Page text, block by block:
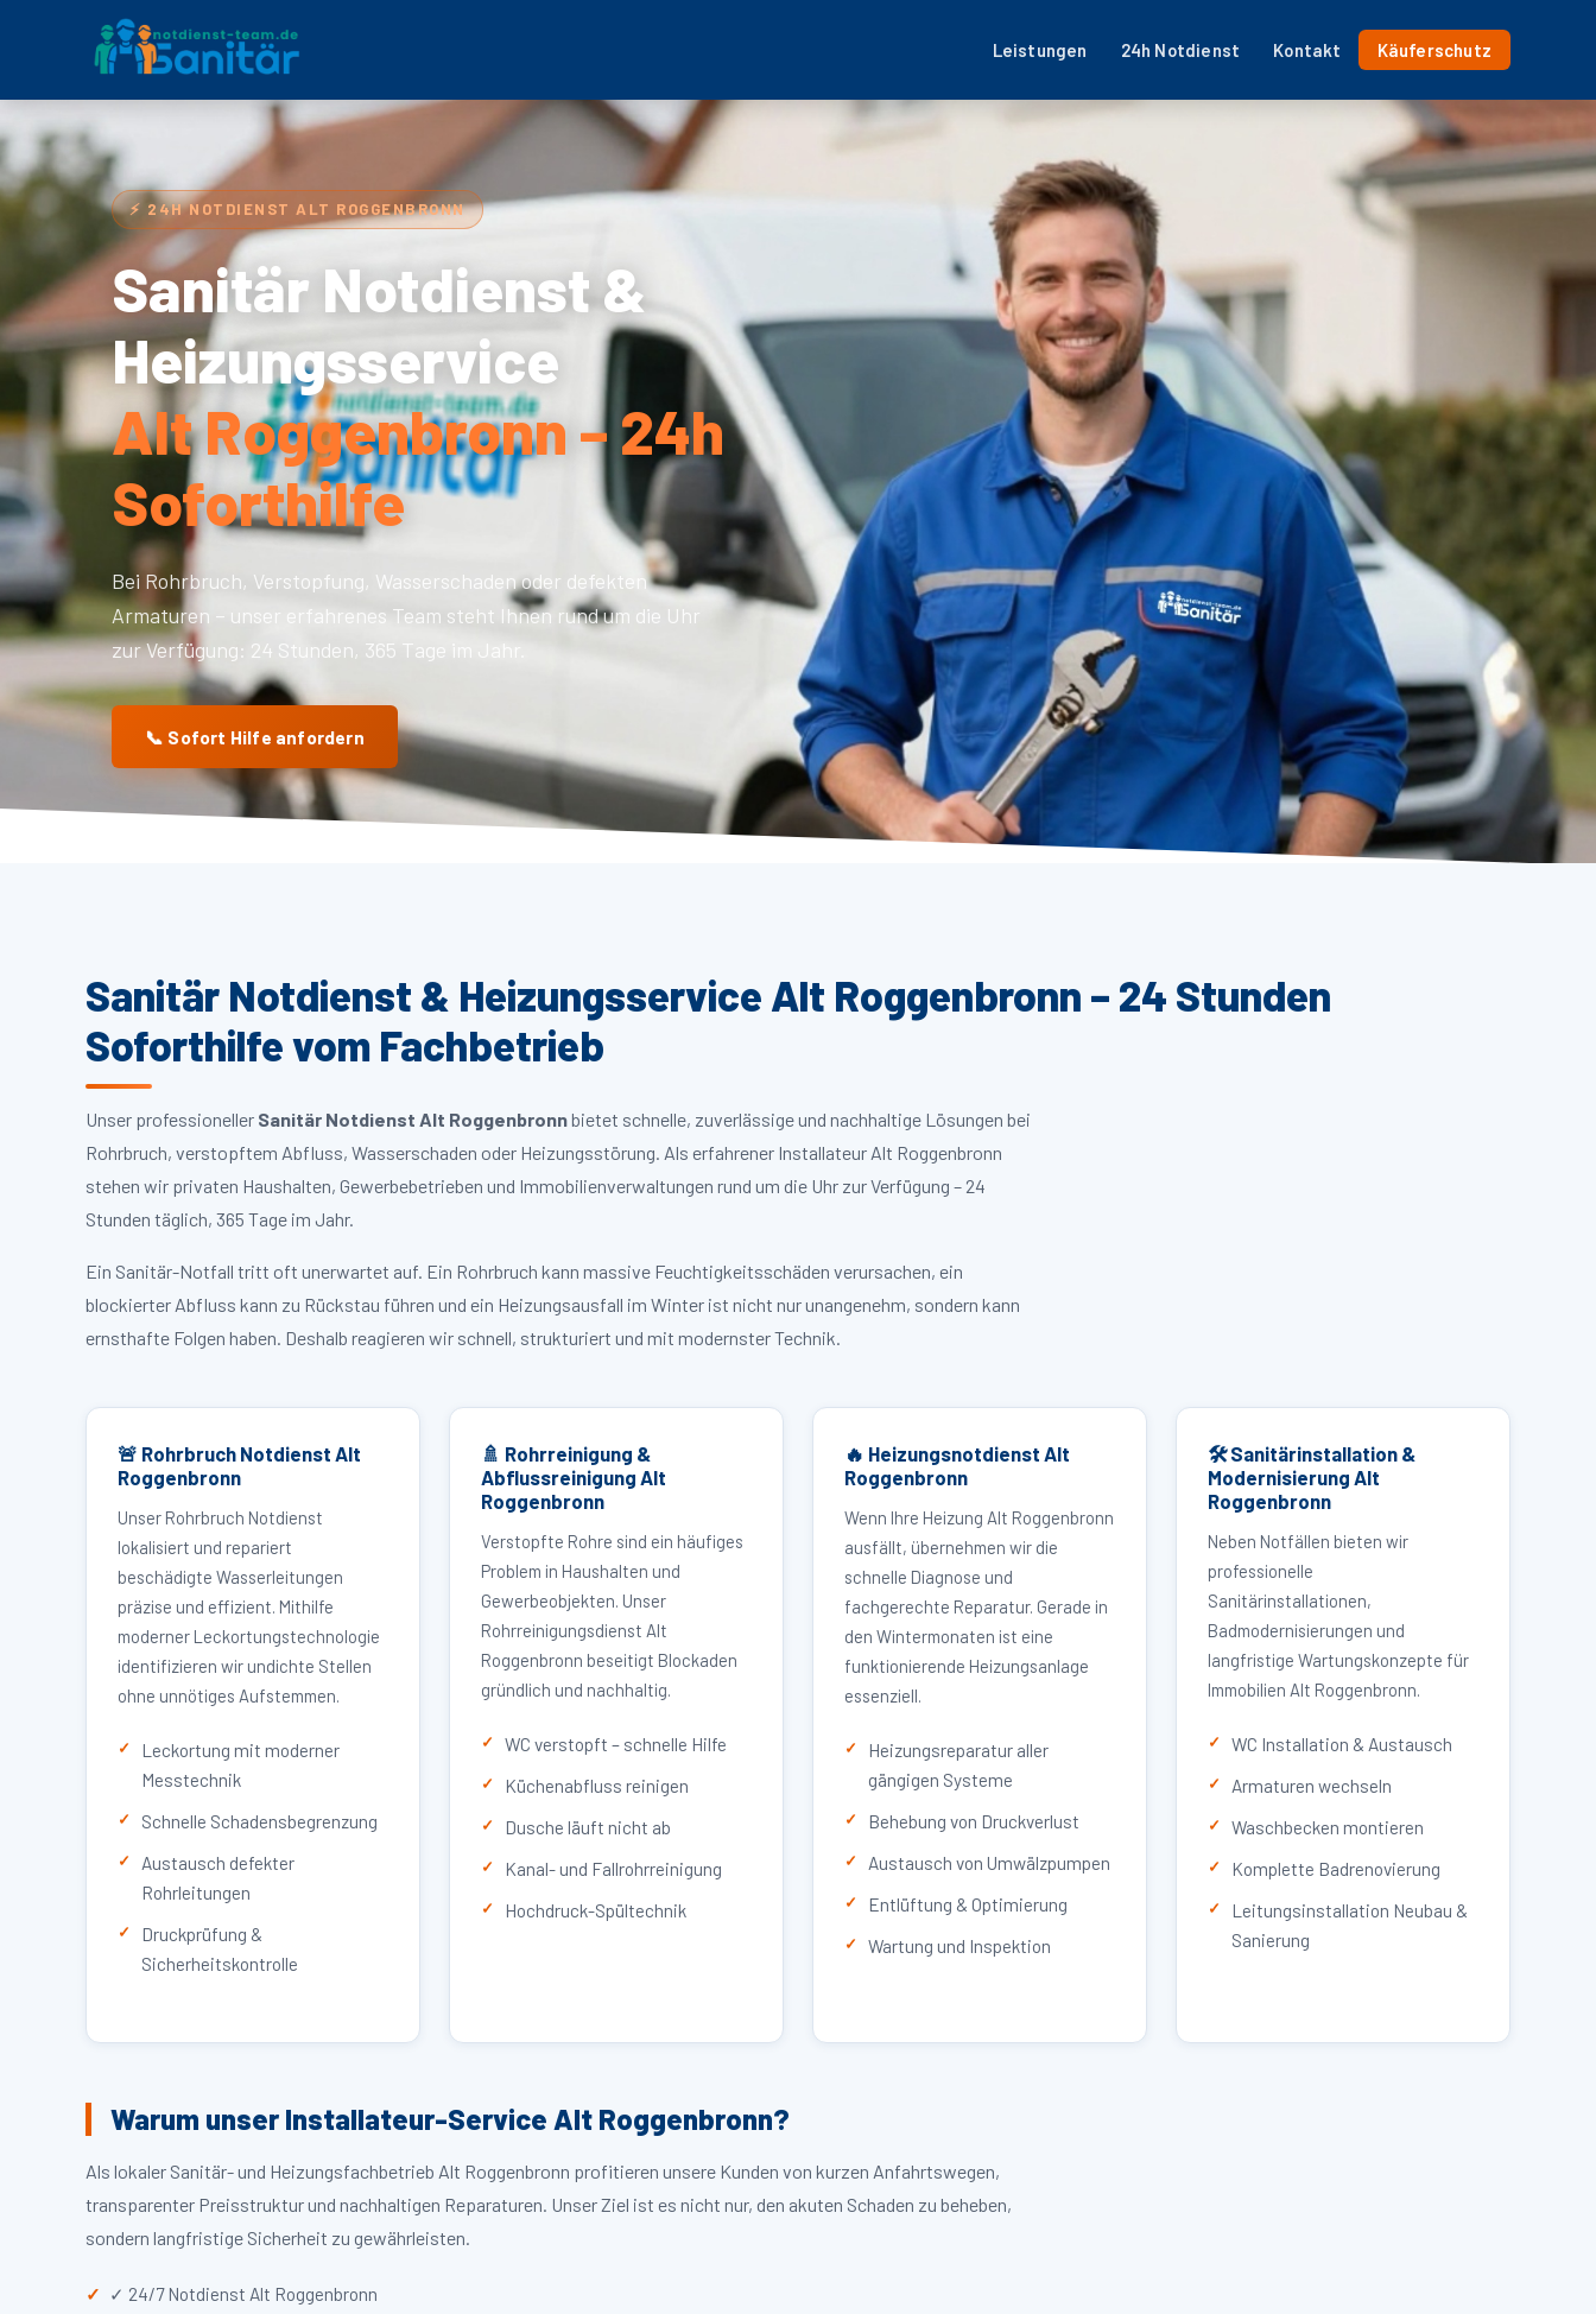
Leistungen 24h Notdienst Kontakt Käuferschutz
⚡ 24H NOTDIENST ALT ROGGENBRONN
Sanitär Notdienst &
Heizungsservice
Alt Roggenbronn – 24h
Soforthilfe
Bei Rohrbruch, Verstopfung, Wasserschaden oder defekten
Armaturen – unser erfahrenes Team steht Ihnen rund um die Uhr
zur Verfügung: 24 Stunden, 365 Tage im Jahr.
📞 Sofort Hilfe anfordern
Sanitär Notdienst & Heizungsservice Alt Roggenbronn – 24 Stunden
Soforthilfe vom Fachbetrieb
Unser professioneller Sanitär Notdienst Alt Roggenbronnbietet schnelle, zuverlässige und nachhaltige Lösungen bei
Rohrbruch, verstopftem Abfluss, Wasserschaden oder Heizungsstörung. Als erfahrener Installateur Alt Roggenbronn
stehen wir privaten Haushalten, Gewerbebetrieben und Immobilienverwaltungen rund um die Uhr zur Verfügung – 24
Stunden täglich, 365 Tage im Jahr.
Ein Sanitär-Notfall tritt oft unerwartet auf. Ein Rohrbruch kann massive Feuchtigkeitsschäden verursachen, ein
blockierter Abfluss kann zu Rückstau führen und ein Heizungsausfall im Winter ist nicht nur unangenehm, sondern kann
ernsthafte Folgen haben. Deshalb reagieren wir schnell, strukturiert und mit modernster Technik.
🚨 Rohrbruch Notdienst Alt
Roggenbronn
Unser Rohrbruch Notdienst
lokalisiert und repariert
beschädigte Wasserleitungen
präzise und effizient. Mithilfe
moderner Leckortungstechnologie
identifizieren wir undichte Stellen
ohne unnötiges Aufstemmen.
Leckortung mit moderner
Messtechnik
Schnelle Schadensbegrenzung
Austausch defekter
Rohrleitungen
Druckprüfung &
Sicherheitskontrolle
🚿 Rohrreinigung &
Abflussreinigung Alt
Roggenbronn
Verstopfte Rohre sind ein häufiges
Problem in Haushalten und
Gewerbeobjekten. Unser
Rohrreinigungsdienst Alt
Roggenbronn beseitigt Blockaden
gründlich und nachhaltig.
WC verstopft – schnelle Hilfe
Küchenabfluss reinigen
Dusche läuft nicht ab
Kanal- und Fallrohrreinigung
Hochdruck-Spültechnik
🔥 Heizungsnotdienst Alt
Roggenbronn
Wenn Ihre Heizung Alt Roggenbronn
ausfällt, übernehmen wir die
schnelle Diagnose und
fachgerechte Reparatur. Gerade in
den Wintermonaten ist eine
funktionierende Heizungsanlage
essenziell.
Heizungsreparatur aller
gängigen Systeme
Behebung von Druckverlust
Austausch von Umwälzpumpen
Entlüftung & Optimierung
Wartung und Inspektion
🛠 Sanitärinstallation &
Modernisierung Alt
Roggenbronn
Neben Notfällen bieten wir
professionelle
Sanitärinstallationen,
Badmodernisierungen und
langfristige Wartungskonzepte für
Immobilien Alt Roggenbronn.
WC Installation & Austausch
Armaturen wechseln
Waschbecken montieren
Komplette Badrenovierung
Leitungsinstallation Neubau &
Sanierung
Warum unser Installateur-Service Alt Roggenbronn?
Als lokaler Sanitär- und Heizungsfachbetrieb Alt Roggenbronn profitieren unsere Kunden von kurzen Anfahrtswegen,
transparenter Preisstruktur und nachhaltigen Reparaturen. Unser Ziel ist es nicht nur, den akuten Schaden zu beheben,
sondern langfristige Sicherheit zu gewährleisten.
✓ 24/7 Notdienst Alt Roggenbronn